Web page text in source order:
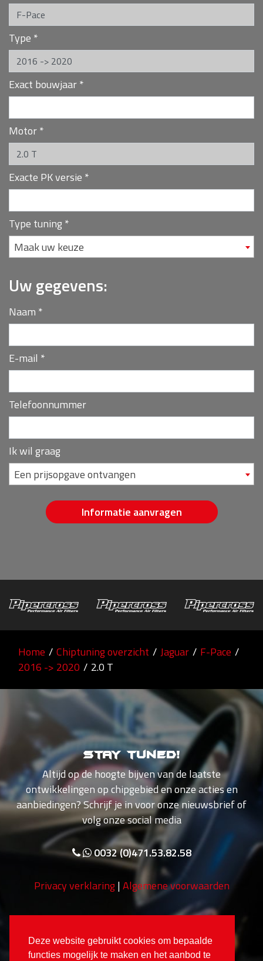
Deze website gebruikt cookies om bepaalde
functies mogelijk te maken en het aanbod te
Type *
Exact bouwjaar*
Motor*
Exacte PK versie *
Type tuning*
Maak uw keuze
Uw gegevens:
Naam *
E-mail *
Telefoonnummer
Ik wil graag
Een prijsopgave ontvangen
Informatie aanvragen
Home / Chiptuning overzicht / Jaguar / F-Pace /
2016 -> 2020 / 2.0 T
Stay tuned!
Altijd op de hoogte bijven van de laatste
ontwikkelingen op chipgebied en onze acties en
aanbiedingen? Schrijf je in voor onze nieuwsbrief of
volg onze social media
0032 (0)471.53.82.58
Privacy verklaring|Algemene voorwaarden